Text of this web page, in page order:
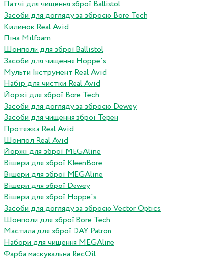
Патчі для чищення зброї Ballistol
Засоби для догляду за зброєю Bore Tech
Килимок Real Avid
Піна Milfoam
Шомполи для зброї Ballistol
Засоби для чищення Hoppe`s
Мульти Інструмент Real Avid
Набір для чистки Real Avid
Йоржі для зброї Bore Tech
Засоби для догляду за зброєю Dewey
Засоби для чищення зброї Терен
Протяжка Real Avid
Шомпол Real Avid
Йоржі для зброї MEGAline
Вішери для зброї KleenBore
Вішери для зброї MEGAline
Вішери для зброї Dewey
Вішери для зброї Hoppe`s
Засоби для догляду за зброєю Vector Optics
Шомполи для зброї Bore Tech
Мастила для зброї DAY Patron
Набори для чищення MEGAline
Фарба маскувальна RecOil